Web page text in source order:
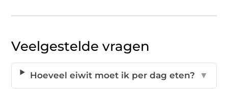
Veelgestelde vragen
Hoeveel eiwit moet ik per dag eten? ▼